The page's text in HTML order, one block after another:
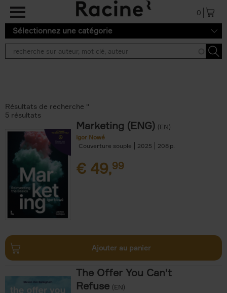
Aller au contenu principal
0
Sélectionnez une catégorie
Résultats de recherche ''
5 résultats
Marketing (ENG) (EN)
Igor Nowé
Couverture souple
2025 208
€ 49,99
Ajouter au panier
The Offer You Can't
Refuse (EN)